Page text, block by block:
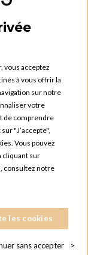
Touch
vous acceptez
à vous offrir la
sur notre
votre
de comprendre
"J’accepte",
Vous pouvez
cliquant sur
consultez notre
les cookies
sans accepter >